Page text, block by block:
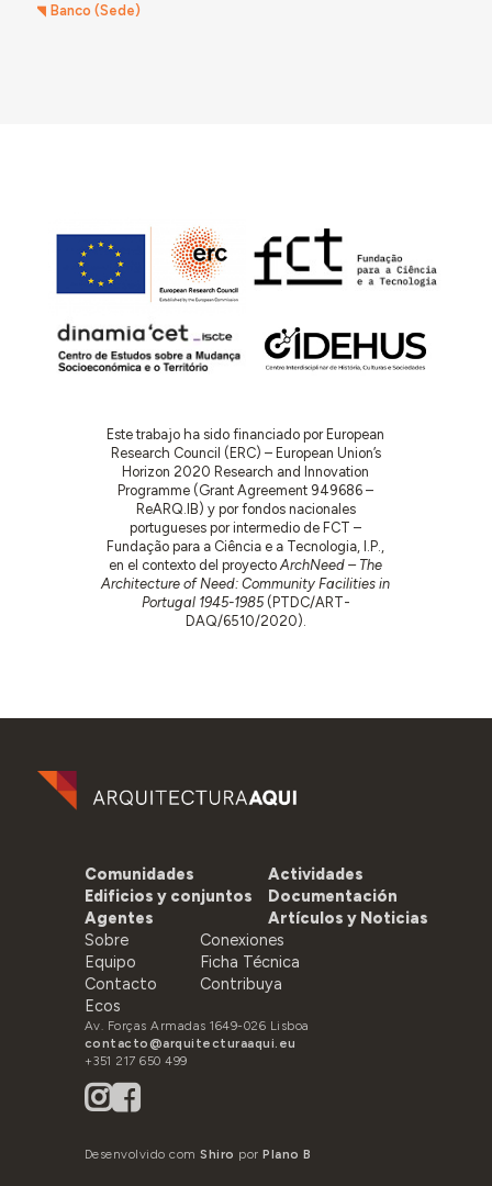
Banco (Sede)
Este trabajo ha sido financiado por European
Research Council (ERC) – European Union’s
Horizon 2020 Research and Innovation
Programme (Grant Agreement 949686 –
ReARQ.IB) y por fondos nacionales
portugueses por intermedio de FCT –
Fundação para a Ciência e a Tecnologia, I.P.,
en el contexto del proyectoArchNeed – The
Architecture of Need: Community Facilities in
Portugal 1945-1985(PTDC/ART-
DAQ/6510/2020).
Comunidades
Edificios y conjuntos
Agentes
Actividades
Documentación
Artículos y Noticias
Sobre
Equipo
Contacto
Ecos
Conexiones
Ficha Técnica
Contribuya
Av. Forças Armadas 1649-026 Lisboa
contacto@arquitecturaaqui.eu
+351 217 650 499
Desenvolvido comShiro porPlano B